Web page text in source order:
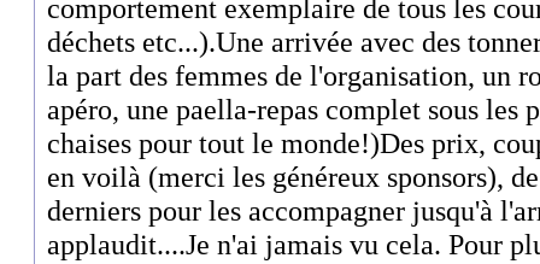
comportement exemplaire de tous les
déchets etc...).Une arrivée avec des
la part des femmes de l'organisation, un
apéro, une paella-repas complet sous les
chaises pour tout le monde!)Des prix,
en voilà (merci les généreux sponsors),
derniers pour les accompagner jusqu'à
applaudit....Je n'ai jamais vu cela. Pour